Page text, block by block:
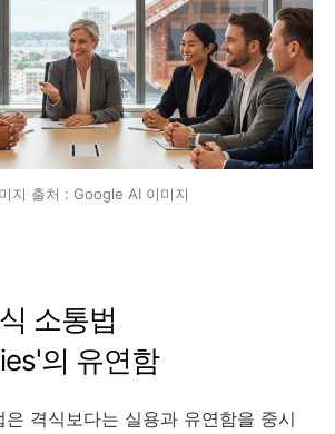
지 출처 : Google AI 이미지
소통법
의 유연함
은 격식보다는 실용과 유연함을 중시